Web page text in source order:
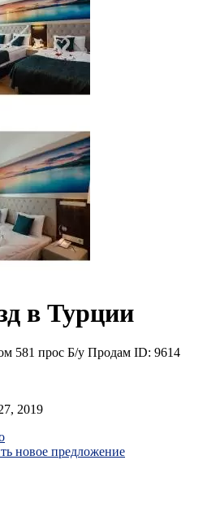
в Турции
581 прос Б/у Продам ID: 9614
2019
новое предложение